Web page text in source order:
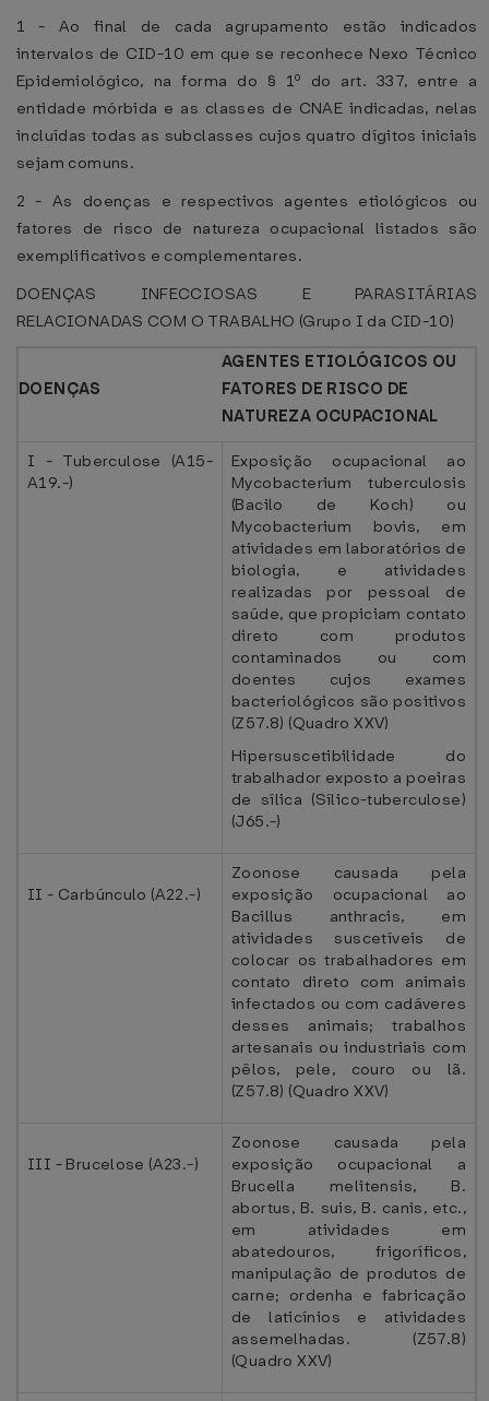
1 - Ao final de cada agrupamento estão indicados
intervalos de CID-10 em que se reconhece Nexo Técnico
Epidemiológico, na forma do § 1o
do art. 337, entre a
entidade mórbida e as classes de CNAE indicadas, nelas
incluídas todas as subclasses cujos quatro dígitos iniciais
sejam comuns.
2 - As doenças e respectivos agentes etiológicos ou
fatores de risco de natureza ocupacional listados são
exemplificativos e complementares.
DOENÇAS INFECCIOSAS E PARASITÁRIAS
RELACIONADAS COM O TRABALHO (Grupo I da CID-10)
DOENÇAS
AGENTES ETIOLÓGICOS OU
FATORES DE RISCO DE
NATUREZA OCUPACIONAL
I - Tuberculose (A15-
A19.-)
Exposição ocupacional ao
Mycobacterium tuberculosis
(Bacilo de Koch) ou
Mycobacterium bovis, em
atividades em laboratórios de
biologia, e atividades
realizadas por pessoal de
saúde, que propiciam contato
direto com produtos
contaminados ou com
doentes cujos exames
bacteriológicos são positivos
(Z57.8) (Quadro XXV)
Hipersuscetibilidade do
trabalhador exposto a poeiras
de sílica (Sílico-tuberculose)
(J65.-)
II - Carbúnculo (A22.-)
Zoonose causada pela
exposição ocupacional ao
Bacillus anthracis, em
atividades suscetíveis de
colocar os trabalhadores em
contato direto com animais
infectados ou com cadáveres
desses animais; trabalhos
artesanais ou industriais com
pêlos, pele, couro ou lã.
(Z57.8) (Quadro XXV)
III - Brucelose (A23.-)
Zoonose causada pela
exposição ocupacional a
Brucella melitensis, B.
abortus, B. suis, B. canis, etc.,
em atividades em
abatedouros, frigoríficos,
manipulação de produtos de
carne; ordenha e fabricação
de laticínios e atividades
assemelhadas. (Z57.8)
(Quadro XXV)